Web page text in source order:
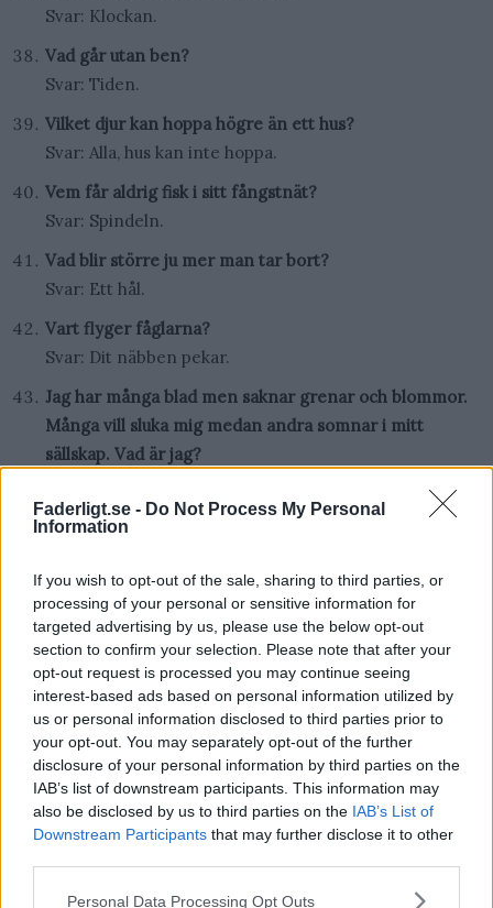
Faderligt.se - Do Not Process My Personal
Information
If you wish to opt-out of the sale, sharing to third parties, or
processing of your personal or sensitive information for
targeted advertising by us, please use the below opt-out
section to confirm your selection. Please note that after your
opt-out request is processed you may continue seeing
interest-based ads based on personal information utilized by
us or personal information disclosed to third parties prior to
your opt-out. You may separately opt-out of the further
disclosure of your personal information by third parties on the
IAB’s list of downstream participants. This information may
also be disclosed by us to third parties on the IAB’s List of
Downstream Participants that may further disclose it to other
Please note that this website/app uses one or more Google
Personal Data Processing Opt Outs
Svar: Klockan.
Vad går utan ben?
Svar: Tiden.
Vilket djur kan hoppa högre än ett hus?
Svar: Alla, hus kan inte hoppa.
Vem får aldrig fisk i sitt fångstnät?
Svar: Spindeln.
Vad blir större ju mer man tar bort?
Svar: Ett hål.
Vart flyger fåglarna?
Svar: Dit näbben pekar.
Jag har många blad men saknar grenar och blommor.
Många vill sluka mig medan andra somnar i mitt
sällskap. Vad är jag?
Var gåtorna lagom kluriga för barn?
Ja
Nej
View Results